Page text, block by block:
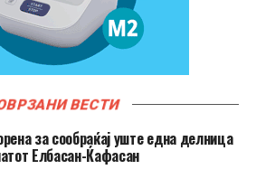
ВЕСТИ
за сообраќај уште една делница
Елбасан-Ќафасан